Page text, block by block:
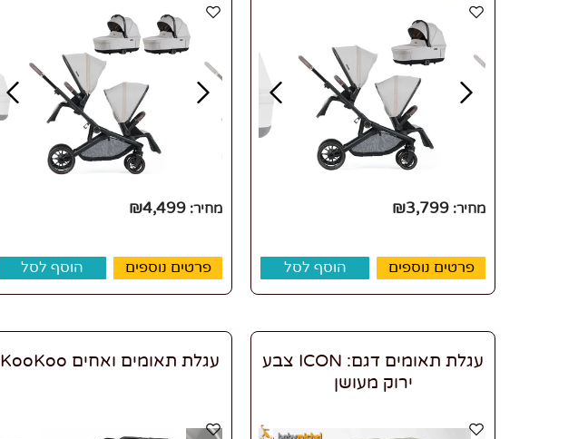
מחיר: ₪3,799
פרטים נוספים הוסף לסל
מחיר: ₪4,499
פרטים נוספים הוסף לסל
עגלת תאומים דגם: ICON צבע
ירוק מעושן
עגלת תאומים ואחים KooKoo